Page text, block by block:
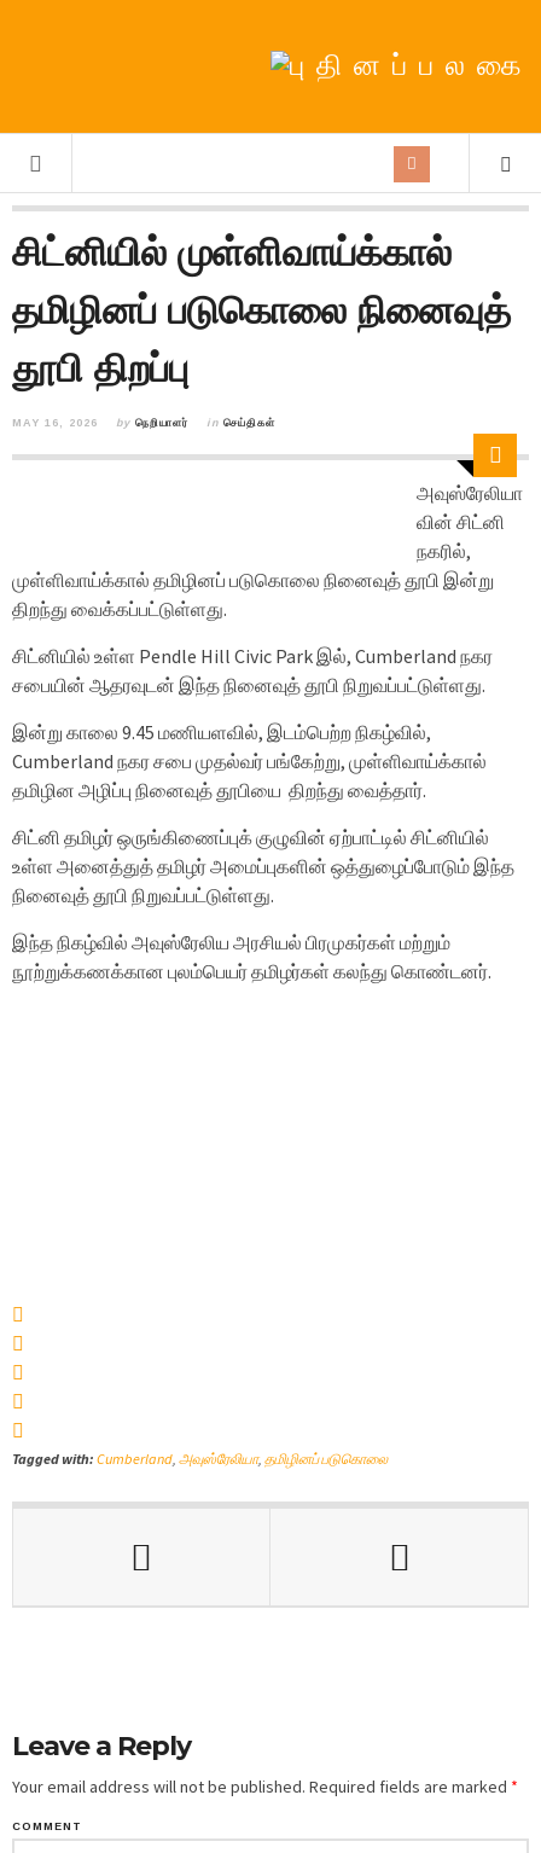
சிட்னியில் முள்ளிவாய்க்கால்
தமிழினப் படுகொலை நினைவுத்
தூபி திறப்பு
MAY 16, 2026 by நெறியாளர் in செய்திகள்
அவுஸ்ரேலியா
வின் சிட்னி
நகரில்,
முள்ளிவாய்க்கால் தமிழினப் படுகொலை நினைவுத் தூபி இன்று
திறந்து வைக்கப்பட்டுள்ளது.
சிட்னியில் உள்ள Pendle Hill Civic Park இல், Cumberland நகர
சபையின் ஆதரவுடன் இந்த நினைவுத் தூபி நிறுவப்பட்டுள்ளது.
இன்று காலை 9.45 மணியளவில், இடம்பெற்ற நிகழ்வில்,
Cumberland நகர சபை முதல்வர் பங்கேற்று, முள்ளிவாய்க்கால்
தமிழின அழிப்பு நினைவுத் தூபியை திறந்து வைத்தார்.
சிட்னி தமிழர் ஒருங்கிணைப்புக் குழுவின் ஏற்பாட்டில் சிட்னியில்
உள்ள அனைத்துத் தமிழர் அமைப்புகளின் ஒத்துழைப்போடும் இந்த
நினைவுத் தூபி நிறுவப்பட்டுள்ளது.
இந்த நிகழ்வில் அவுஸ்ரேலிய அரசியல் பிரமுகர்கள் மற்றும்
நூற்றுக்கணக்கான புலம்பெயர் தமிழர்கள் கலந்து கொண்டனர்.
Tagged with: Cumberland, அவுஸ்ரேலியா, தமிழினப் படுகொலை
Leave a Reply
Your email address will not be published. Required fields are marked *
COMMENT